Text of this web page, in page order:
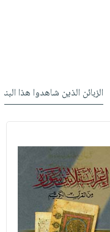
الزبائن الذين شاهدوا هذا